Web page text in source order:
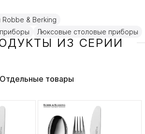
& Berking
Люксовые столовые приборы
ИЗ СЕРИИ
Отдельные товары